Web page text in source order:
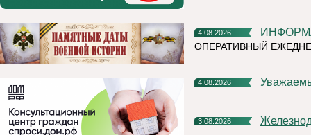
4.08.2026
ОПЕРАТИВНЫЙ
4.08.2026
3.08.2026